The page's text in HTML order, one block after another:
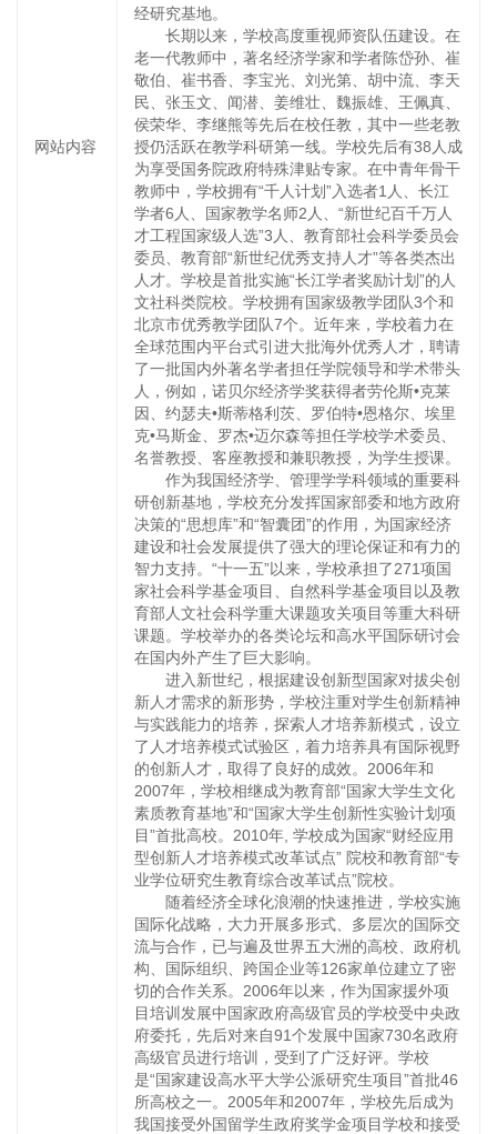
网站内容
经研究基地。
长期以来，学校高度重视师资队伍建设。在
老一代教师中，著名经济学家和学者陈岱孙、崔
敬伯、崔书香、李宝光、刘光第、胡中流、李天
民、张玉文、闻潜、姜维壮、魏振雄、王佩真、
侯荣华、李继熊等先后在校任教，其中一些老教
授仍活跃在教学科研第一线。学校先后有38人成
为享受国务院政府特殊津贴专家。在中青年骨干
教师中，学校拥有“千人计划”入选者1人、长江
学者6人、国家教学名师2人、“新世纪百千万人
才工程国家级人选”3人、教育部社会科学委员会
委员、教育部“新世纪优秀支持人才”等各类杰出
人才。学校是首批实施“长江学者奖励计划”的人
文社科类院校。学校拥有国家级教学团队3个和
北京市优秀教学团队7个。近年来，学校着力在
全球范围内平台式引进大批海外优秀人才，聘请
了一批国内外著名学者担任学院领导和学术带头
人，例如，诺贝尔经济学奖获得者劳伦斯•克莱
因、约瑟夫•斯蒂格利茨、罗伯特•恩格尔、埃里
克•马斯金、罗杰•迈尔森等担任学校学术委员、
名誉教授、客座教授和兼职教授，为学生授课。
作为我国经济学、管理学学科领域的重要科
研创新基地，学校充分发挥国家部委和地方政府
决策的“思想库”和“智囊团”的作用，为国家经济
建设和社会发展提供了强大的理论保证和有力的
智力支持。“十一五”以来，学校承担了271项国
家社会科学基金项目、自然科学基金项目以及教
育部人文社会科学重大课题攻关项目等重大科研
课题。学校举办的各类论坛和高水平国际研讨会
在国内外产生了巨大影响。
进入新世纪，根据建设创新型国家对拔尖创
新人才需求的新形势，学校注重对学生创新精神
与实践能力的培养，探索人才培养新模式，设立
了人才培养模式试验区，着力培养具有国际视野
的创新人才，取得了良好的成效。2006年和
2007年，学校相继成为教育部“国家大学生文化
素质教育基地”和“国家大学生创新性实验计划项
目”首批高校。2010年, 学校成为国家“财经应用
型创新人才培养模式改革试点” 院校和教育部“专
业学位研究生教育综合改革试点”院校。
随着经济全球化浪潮的快速推进，学校实施
国际化战略，大力开展多形式、多层次的国际交
流与合作，已与遍及世界五大洲的高校、政府机
构、国际组织、跨国企业等126家单位建立了密
切的合作关系。2006年以来，作为国家援外项
目培训发展中国家政府高级官员的学校受中央政
府委托，先后对来自91个发展中国家730名政府
高级官员进行培训，受到了广泛好评。学校
是“国家建设高水平大学公派研究生项目”首批46
所高校之一。2005年和2007年，学校先后成为
我国接受外国留学生政府奖学金项目学校和接受